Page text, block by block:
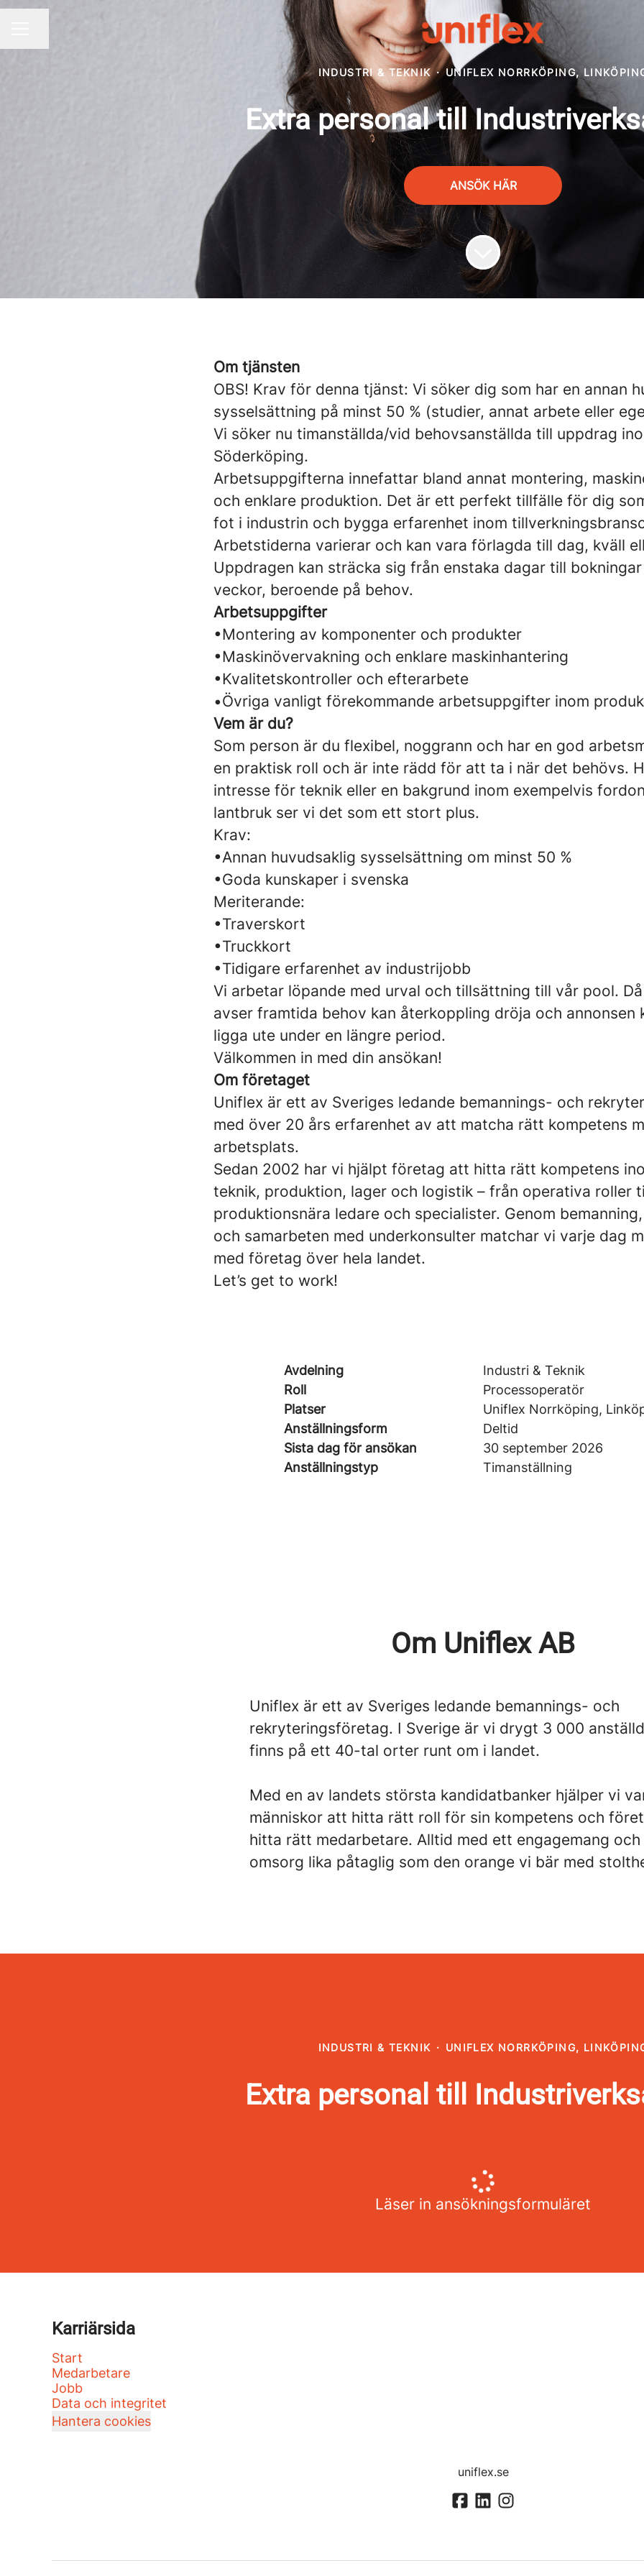
KARRIÄRMENY
Dela sidan
INDUSTRI & TEKNIK · UNIFLEX NORRKÖPING,
Extra personal till
ANSÖK HÄR
Om tjänsten
OBS! Krav för denna tjänst: Vi söker dig som har en annan
sysselsättning på minst 50 % (studier, annat arbete eller
Vi söker nu timanställda/vid behovsanställda till uppdrag
Söderköping.
Arbetsuppgifterna innefattar bland annat montering,
och enklare produktion. Det är ett perfekt tillfälle för dig
fot i industrin och bygga erfarenhet inom
Arbetstiderna varierar och kan vara förlagda till dag, kväll
Uppdragen kan sträcka sig från enstaka dagar till
veckor, beroende på behov.
Arbetsuppgifter
•Montering av komponenter och produkter
•Maskinövervakning och enklare maskinhantering
•Kvalitetskontroller och efterarbete
•Övriga vanligt förekommande arbetsuppgifter inom
Vem är du?
Som person är du flexibel, noggrann och har en god
en praktisk roll och är inte rädd för att ta i när det behövs.
intresse för teknik eller en bakgrund inom exempelvis
lantbruk ser vi det som ett stort plus.
Krav:
•Annan huvudsaklig sysselsättning om minst 50 %
•Goda kunskaper i svenska
Meriterande:
•Traverskort
•Truckkort
•Tidigare erfarenhet av industrijobb
Vi arbetar löpande med urval och tillsättning till vår pool.
avser framtida behov kan återkoppling dröja och annonsen
ligga ute under en längre period.
Välkommen in med din ansökan!
Om företaget
Uniflex är ett av Sveriges ledande bemannings- och
med över 20 års erfarenhet av att matcha rätt kompetens
arbetsplats.
Sedan 2002 har vi hjälpt företag att hitta rätt kompetens
teknik, produktion, lager och logistik – från operativa roller
produktionsnära ledare och specialister. Genom
och samarbeten med underkonsulter matchar vi varje dag
med företag över hela landet.
Let’s get to work!
Avdelning
Industri & Teknik
Roll
Processoperatör
Platser
Uniflex Norrköping,
Anställningsform
Deltid
Sista dag för ansökan
30 september 2026
Anställningstyp
Timanställning
Om Uniflex AB
Uniflex är ett av Sveriges ledande bemannings- och
rekryteringsföretag. I Sverige är vi drygt 3 000
finns på ett 40-tal orter runt om i landet.
Med en av landets största kandidatbanker hjälper vi
människor att hitta rätt roll för sin kompetens och
hitta rätt medarbetare. Alltid med ett engagemang och
omsorg lika påtaglig som den orange vi bär med
INDUSTRI & TEKNIK · UNIFLEX NORRKÖPING,
Extra personal till
Läser in ansökningsformuläret
Karriärsida
Start
Medarbetare
Jobb
Data och integritet
Hantera cookies
uniflex.se